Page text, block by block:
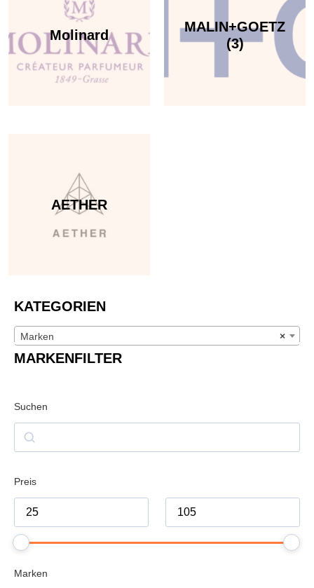
Molinard
MALIN+GOETZ
(3)
AETHER
KATEGORIEN
×
Marken
MARKENFILTER
Suchen
Preis
Marken